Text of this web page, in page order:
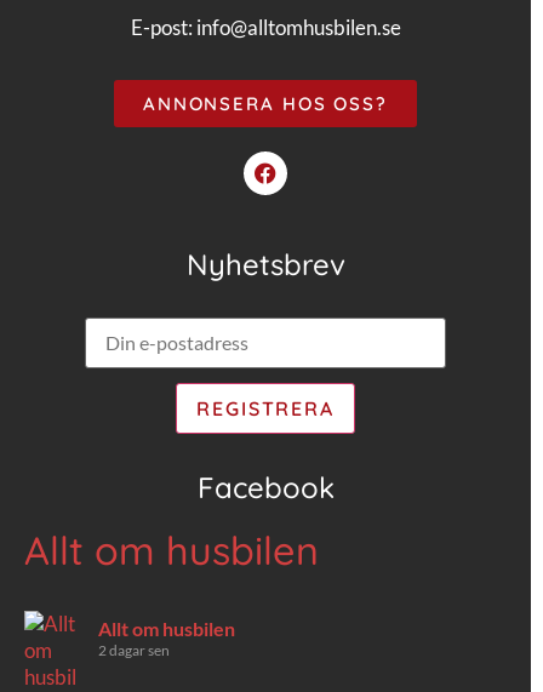
E-post: info@alltomhusbilen.se
ANNONSERA HOS OSS?
Nyhetsbrev
Facebook
Allt om husbilen
Allt om husbilen
2 dagar sen